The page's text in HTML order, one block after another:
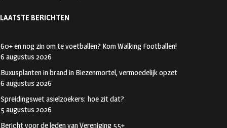
LAATSTE BERICHTEN
60+ en nog zin om te voetballen? Kom Walking Footballen!
6 augustus 2026
Buxusplanten in brand in Biezenmortel, vermoedelijk opzet
6 augustus 2026
Spreidingswet asielzoekers: hoe zit dat?
5 augustus 2026
Bericht voor de leden van Vereniging 55+